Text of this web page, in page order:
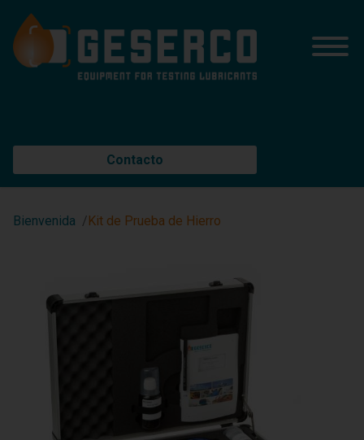
Contacto
Bienvenida Kit de Prueba de Hierro